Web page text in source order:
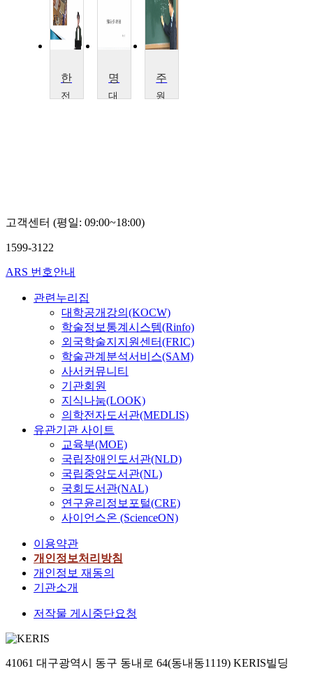
전
대
원
고객센터 (평일: 09:00~18:00)
1599-3122
ARS 번호안내
관련누리집
대학공개강의(KOCW)
학술정보통계시스템(Rinfo)
외국학술지지원센터(FRIC)
학술관계분석서비스(SAM)
사서커뮤니티
기관회원
지식나눔(LOOK)
의학전자도서관(MEDLIS)
유관기관 사이트
교육부(MOE)
국립장애인도서관(NLD)
국립중앙도서관(NL)
국회도서관(NAL)
연구윤리정보포털(CRE)
사이언스온 (ScienceON)
이용약관
개인정보처리방침
개인정보 재동의
기관소개
저작물 게시중단요청
41061 대구광역시 동구 동내로 64(동내동1119) KERIS빌딩